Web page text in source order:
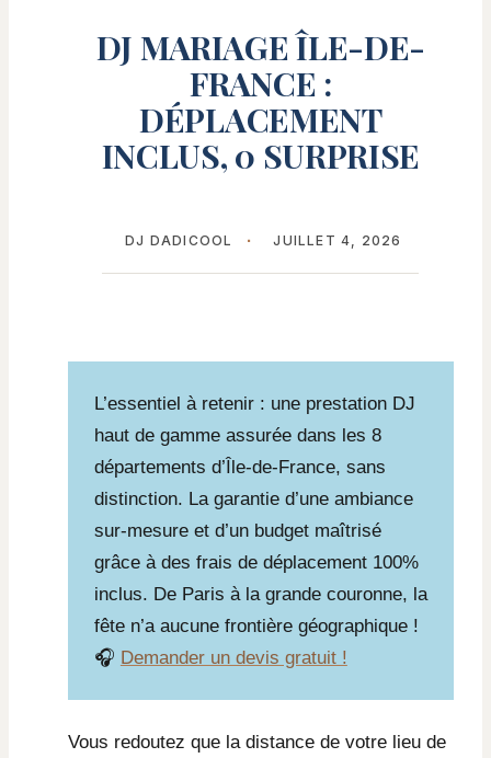
DJ MARIAGE ÎLE-DE-
FRANCE :
DÉPLACEMENT
INCLUS, 0 SURPRISE
DJ DADICOOL JUILLET 4, 2026
L’essentiel à retenir : une prestation DJ
haut de gamme assurée dans les 8
départements d’Île-de-France, sans
distinction. La garantie d’une ambiance
sur-mesure et d’un budget maîtrisé
grâce à des frais de déplacement 100%
inclus. De Paris à la grande couronne, la
fête n’a aucune frontière géographique !
🎧 Demander un devis gratuit !
Vous redoutez que la distance de votre lieu de